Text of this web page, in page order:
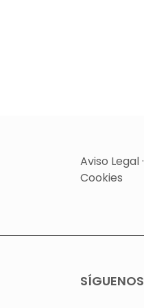
Aviso Legal·
Cookies
SÍGUENOS